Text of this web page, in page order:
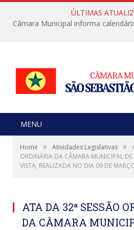
ÚLTIMAS
MENU
Home » Atividades Legislativas »
ORDINÁRIA DA CÂMARA MUNICIPAL
VISTA, REALIZADA NO DIA 09 DE
ATA DA 32ª SESSÃO
DA CÂMARA